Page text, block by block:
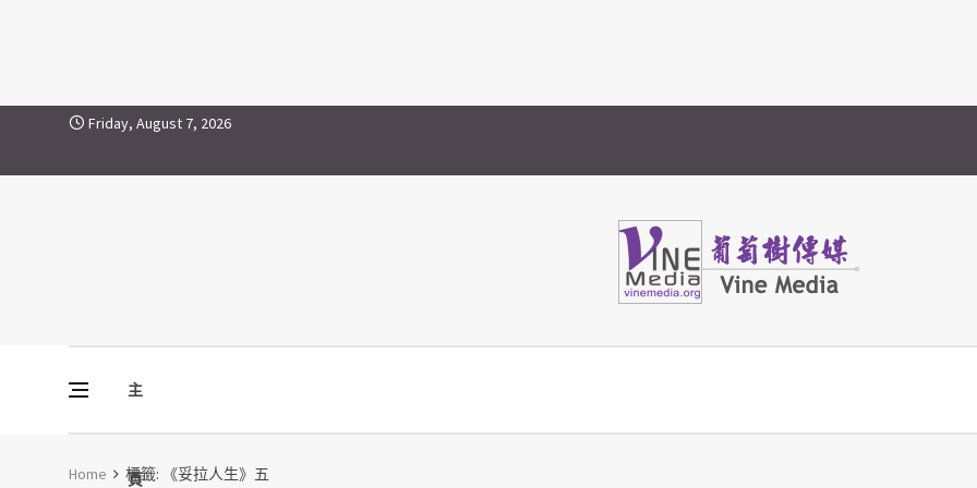
Skip to content
《妥拉人生》五
Friday, August 7, 2026
主
頁
Vine Media
葡萄樹傳媒
Home 標籤: 《妥拉人生》五